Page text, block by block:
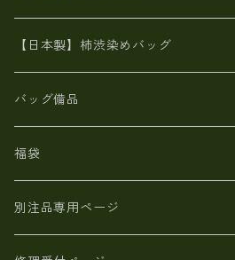
革小物・財布【日本製】メンズ レデ
【日本製】メンズ 財布 アザラシ革
【日本製】柿渋染めバッグ
バッグ備品
福袋
別注品専用ページ